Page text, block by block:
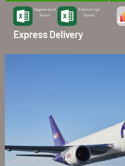
Degree-Cert
Form
Transcript
Form
Express Delivery